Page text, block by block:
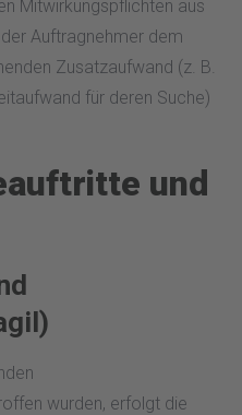
Mitwirkungspflichten aus
Auftragnehmer dem
Zusatzaufwand (z. B.
für deren Suche)
und
wurden, erfolgt die